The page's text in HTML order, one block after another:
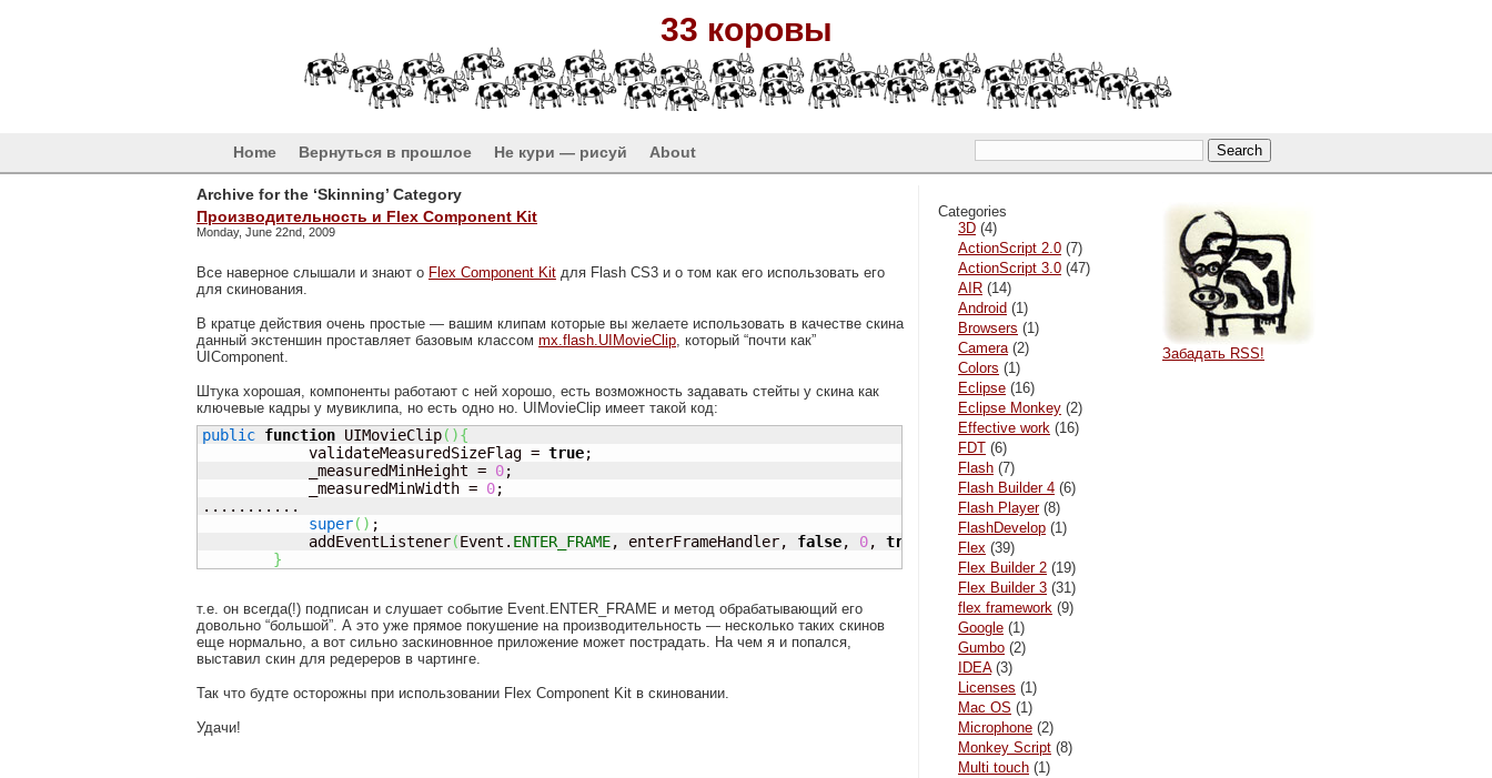
33 коровы
Home Вернуться в прошлое Не кури — рисуй About
Archive for the ‘Skinning’ Category
Производительность и Flex Component Kit
Monday, June 22nd, 2009
Все наверное слышали и знают о Flex Component Kit для Flash CS3 и о том как его использовать его
для скинования.
В кратце действия очень простые — вашим клипам которые вы желаете использовать в качестве скина
данный экстеншин проставляет базовым классом mx.flash.UIMovieClip, который “почти как”
UIComponent.
Штука хорошая, компоненты работают с ней хорошо, есть возможность задавать стейты у скина как
ключевые кадры у мувиклипа, но есть одно но. UIMovieClip имеет такой код:
public function UIMovieClip( ){
            validateMeasuredSizeFlag =
true;
            _measuredMinHeight =
0;
            _measuredMinWidth =
0;
...........
super( ) ;
            addEventListener
(Event. ENTER_FRAME, enterFrameHandler, false, 0, true
}
т.е. он всегда(!) подписан и слушает событие Event.ENTER_FRAME и метод обрабатывающий его
довольно “большой”. А это уже прямое покушение на производительность — несколько таких скинов
еще нормально, а вот сильно заскиновнное приложение может пострадать. На чем я и попался,
выставил скин для редереров в чартинге.
Так что будте осторожны при использовании Flex Component Kit в скиновании.
Удачи!
Categories
3D (4)
ActionScript 2.0 (7)
ActionScript 3.0 (47)
AIR (14)
Android (1)
Browsers (1)
Camera(2)
Colors (1)
Eclipse (16)
Eclipse Monkey (2)
Effective work (16)
FDT (6)
Flash (7)
Flash Builder 4 (6)
Flash Player(8)
FlashDevelop (1)
Flex (39)
Flex Builder 2 (19)
Flex Builder 3 (31)
flex framework (9)
Google (1)
Gumbo (2)
IDEA(3)
Licenses (1)
Mac OS (1)
Microphone (2)
Monkey Script (8)
Multi touch (1)
Забадать RSS!